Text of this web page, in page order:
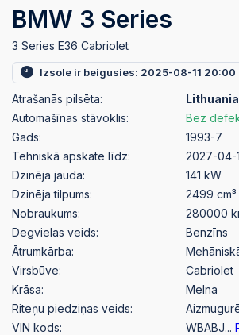
BMW 3 Series
3 Series E36 Cabriolet
Izsole ir beigusies: 2025-08-11 20:00
Atrašanās pilsēta:
Automašīnas stāvoklis:
Bez
Gads:
1993-7
Tehniskā apskate līdz:
2027-04-
Dzinēja jauda:
141 kW
Dzinēja tilpums:
2499 cm³
Nobraukums:
280000
Degvielas veids:
Benzīns
Ātrumkārba:
Virsbūve:
Cabriolet
Krāsa:
Melna
Riteņu piedziņas veids:
VIN kods:
WBABJ...